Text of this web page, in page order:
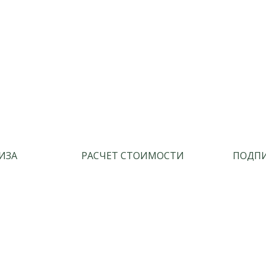
РАСЧЕТ СТОИМОСТИ